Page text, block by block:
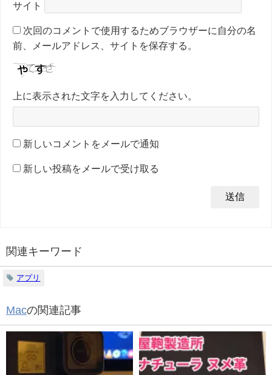
サイト
次回のコメントで使用するためブラウザーに自分の名
前、メールアドレス、サイトを保存する。
上に表示された文字を入力してください。
新しいコメントをメールで通知
新しい投稿をメールで受け取る
関連キーワード
アプリ
Macの関連記事